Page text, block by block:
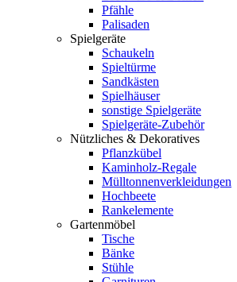
Pfähle
Palisaden
Spielgeräte
Schaukeln
Spieltürme
Sandkästen
Spielhäuser
sonstige Spielgeräte
Spielgeräte-Zubehör
Nützliches & Dekoratives
Pflanzkübel
Kaminholz-Regale
Mülltonnenverkleidungen
Hochbeete
Rankelemente
Gartenmöbel
Tische
Bänke
Stühle